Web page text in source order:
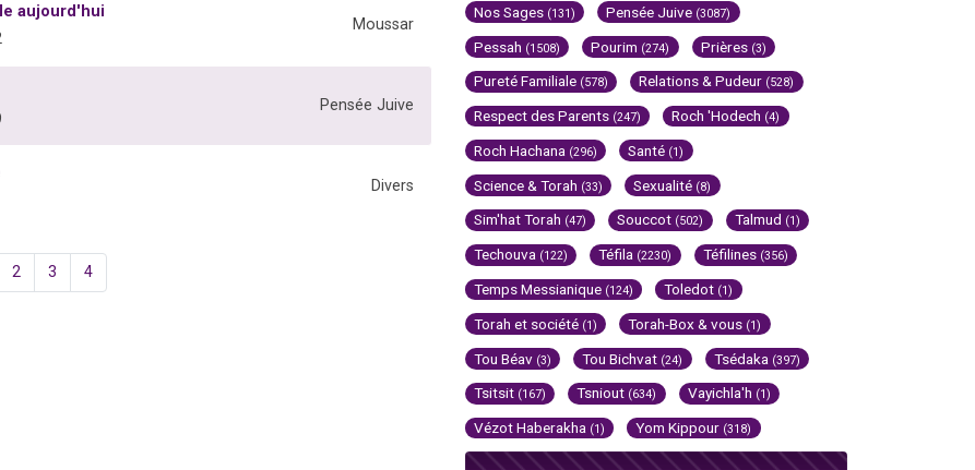
aujourd'hui
Moussar
Pensée Juive
Divers
2 3 4
Nos Sages (131) Pensée Juive (3087)
Pessah (1508) Pourim (274) Prières (3)
Pureté Familiale (578) Relations & Pudeur (528)
Respect des Parents (247) Roch 'Hodech (4)
Roch Hachana (296) Santé (1)
Science & Torah (33) Sexualité (8)
Sim'hat Torah (47) Souccot (502) Talmud (1)
Techouva (122) Téfila (2230) Téfilines (356)
Temps Messianique (124) Toledot (1)
Torah et société (1) Torah-Box & vous (1)
Tou Béav (3) Tou Bichvat (24) Tsédaka (397)
Tsitsit (167) Tsniout (634) Vayichla'h (1)
Vézot Haberakha (1) Yom Kippour (318)